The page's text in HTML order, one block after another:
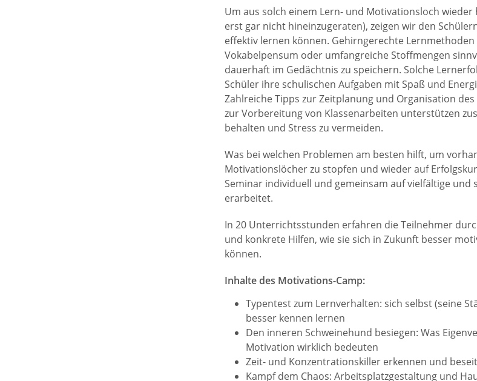
Um aus solch einem Lern- und Motivationsloch
erst gar nicht hineinzugeraten), zeigen wir den
effektiv lernen können. Gehirngerechte
Vokabelpensum oder umfangreiche Stoffmengen
dauerhaft im Gedächtnis zu speichern. Solche
Schüler ihre schulischen Aufgaben mit Spaß und
Zahlreiche Tipps zur Zeitplanung und Organisation
zur Vorbereitung von Klassenarbeiten unterstützen
behalten und Stress zu vermeiden.
Was bei welchen Problemen am besten hilft, um
Motivationslöcher zu stopfen und wieder auf
Seminar individuell und gemeinsam auf vielfältige und
erarbeitet.
In 20 Unterrichtsstunden erfahren die Teilnehmer
und konkrete Hilfen, wie sie sich in Zukunft besser
können.
Inhalte des Motivations-Camp:
Typentest zum Lernverhalten: sich selbst (seine
besser kennen lernen
Den inneren Schweinehund besiegen: Was
Motivation wirklich bedeuten
Zeit- und Konzentrationskiller erkennen und
Kampf dem Chaos: Arbeitsplatzgestaltung und